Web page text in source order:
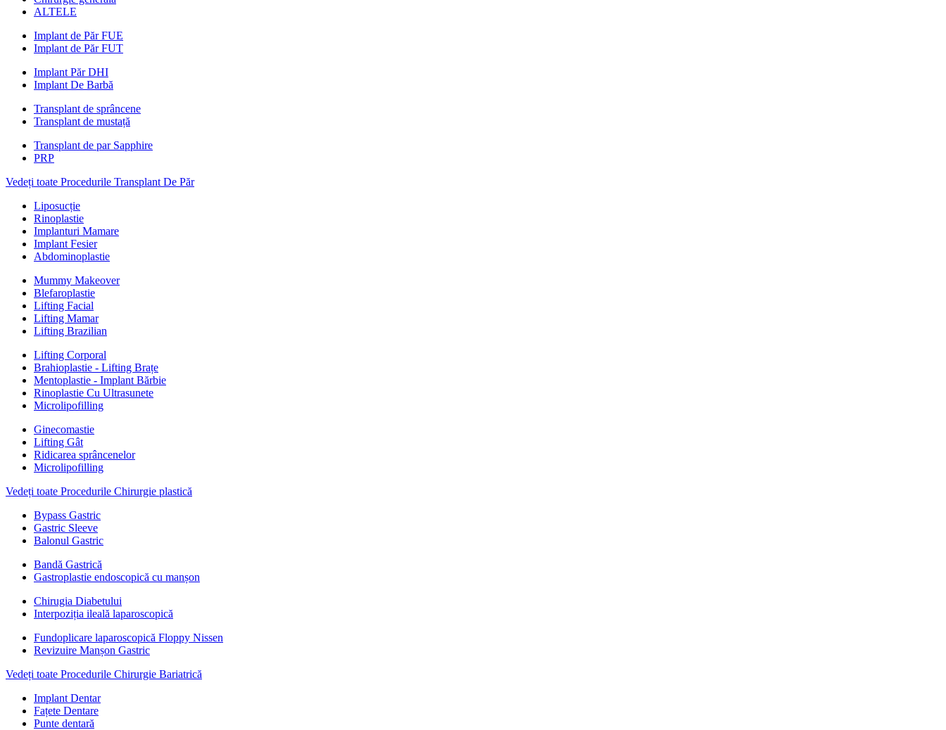
ALTELE
Implant de Păr FUE
Implant de Păr FUT
Implant Păr DHI
Implant De Barbă
Transplant de sprâncene
Transplant de mustață
Transplant de par Sapphire
PRP
Vedeți toate Procedurile Transplant De Păr
Liposucție
Rinoplastie
Implanturi Mamare
Implant Fesier
Abdominoplastie
Mummy Makeover
Blefaroplastie
Lifting Facial
Lifting Mamar
Lifting Brazilian
Lifting Corporal
Brahioplastie - Lifting Brațe
Mentoplastie - Implant Bărbie
Rinoplastie Cu Ultrasunete
Microlipofilling
Ginecomastie
Lifting Gât
Ridicarea sprâncenelor
Microlipofilling
Vedeți toate Procedurile Chirurgie plastică
Bypass Gastric
Gastric Sleeve
Balonul Gastric
Bandă Gastrică
Gastroplastie endoscopică cu manșon
Chirugia Diabetului
Interpoziția ileală laparoscopică
Fundoplicare laparoscopică Floppy Nissen
Revizuire Manșon Gastric
Vedeți toate Procedurile Chirurgie Bariatrică
Implant Dentar
Fațete Dentare
Punte dentară